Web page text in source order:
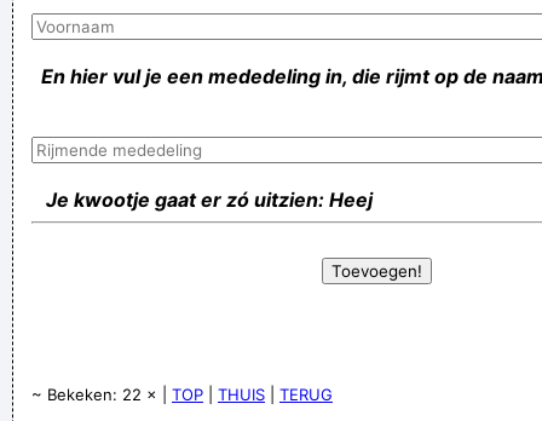
En hier vul je een mededeling in, die rijmt op de
Je kwootje gaat er zó uitzien: Heej
~ Bekeken: 22 × | TOP THUIS TERUG